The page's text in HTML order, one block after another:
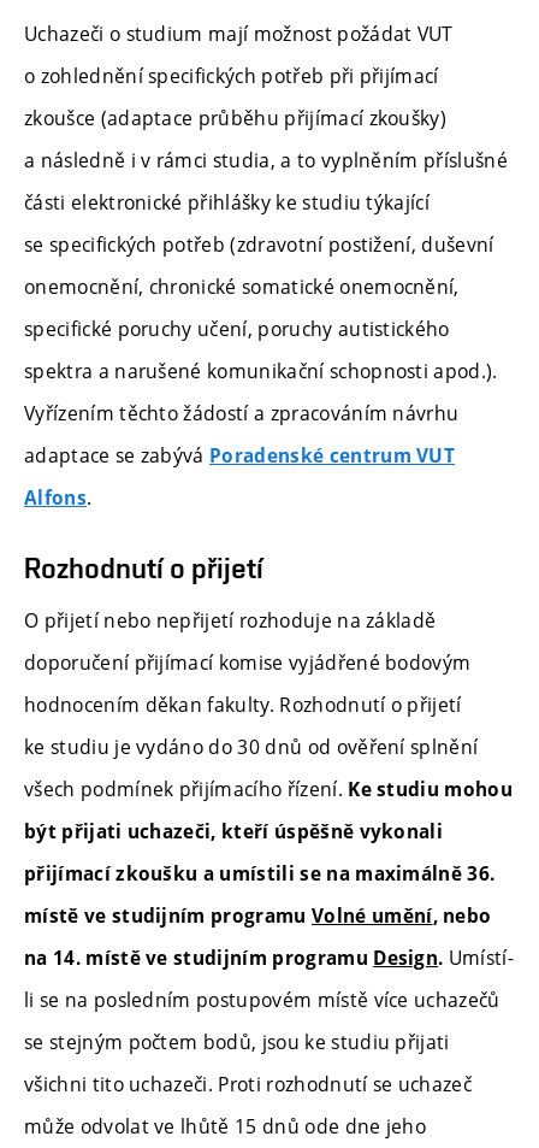
Uchazeči o studium mají možnost požádat VUT
o zohlednění specifických potřeb při přijímací
zkoušce (adaptace průběhu přijímací zkoušky)
a následně i v rámci studia, a to vyplněním příslušné
části elektronické přihlášky ke studiu týkající
se specifických potřeb (zdravotní postižení, duševní
onemocnění, chronické somatické onemocnění,
specifické poruchy učení, poruchy autistického
spektra a narušené komunikační schopnosti apod.).
Vyřízením těchto žádostí a zpracováním návrhu
adaptace se zabývá Poradenské centrum VUT
Alfons.
Rozhodnutí o přijetí
O přijetí nebo nepřijetí rozhoduje na základě
doporučení přijímací komise vyjádřené bodovým
hodnocením děkan fakulty. Rozhodnutí o přijetí
ke studiu je vydáno do 30 dnů od ověření splnění
všech podmínek přijímacího řízení. Ke studiu mohou
být přijati uchazeči, kteří úspěšně vykonali
přijímací zkoušku a umístili se na maximálně 36.
místě ve studijním programu Volné umění, nebo
na 14. místě ve studijním programu Design. Umístí-
li se na posledním postupovém místě více uchazečů
se stejným počtem bodů, jsou ke studiu přijati
všichni tito uchazeči. Proti rozhodnutí se uchazeč
může odvolat ve lhůtě 15 dnů ode dne jeho